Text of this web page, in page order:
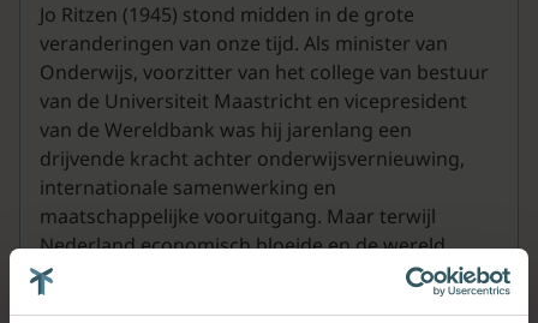
Jo Ritzen (1945) stond midden in de grote
veranderingen van onze tijd. Als minister van
Onderwijs, voorzitter van het college van bestuur
van de Universiteit Maastricht en vicepresident
van de Wereldbank was hij jarenlang een
drijvende kracht achter onderwijsvernieuwing,
internationale samenwerking en
maatschappelijke vooruitgang. Maar terwijl
Nederland economisch bloeide en de wereld
opener leek dan ooit, zag hij ook hoe
marktdenken, consumentisme en groeiend